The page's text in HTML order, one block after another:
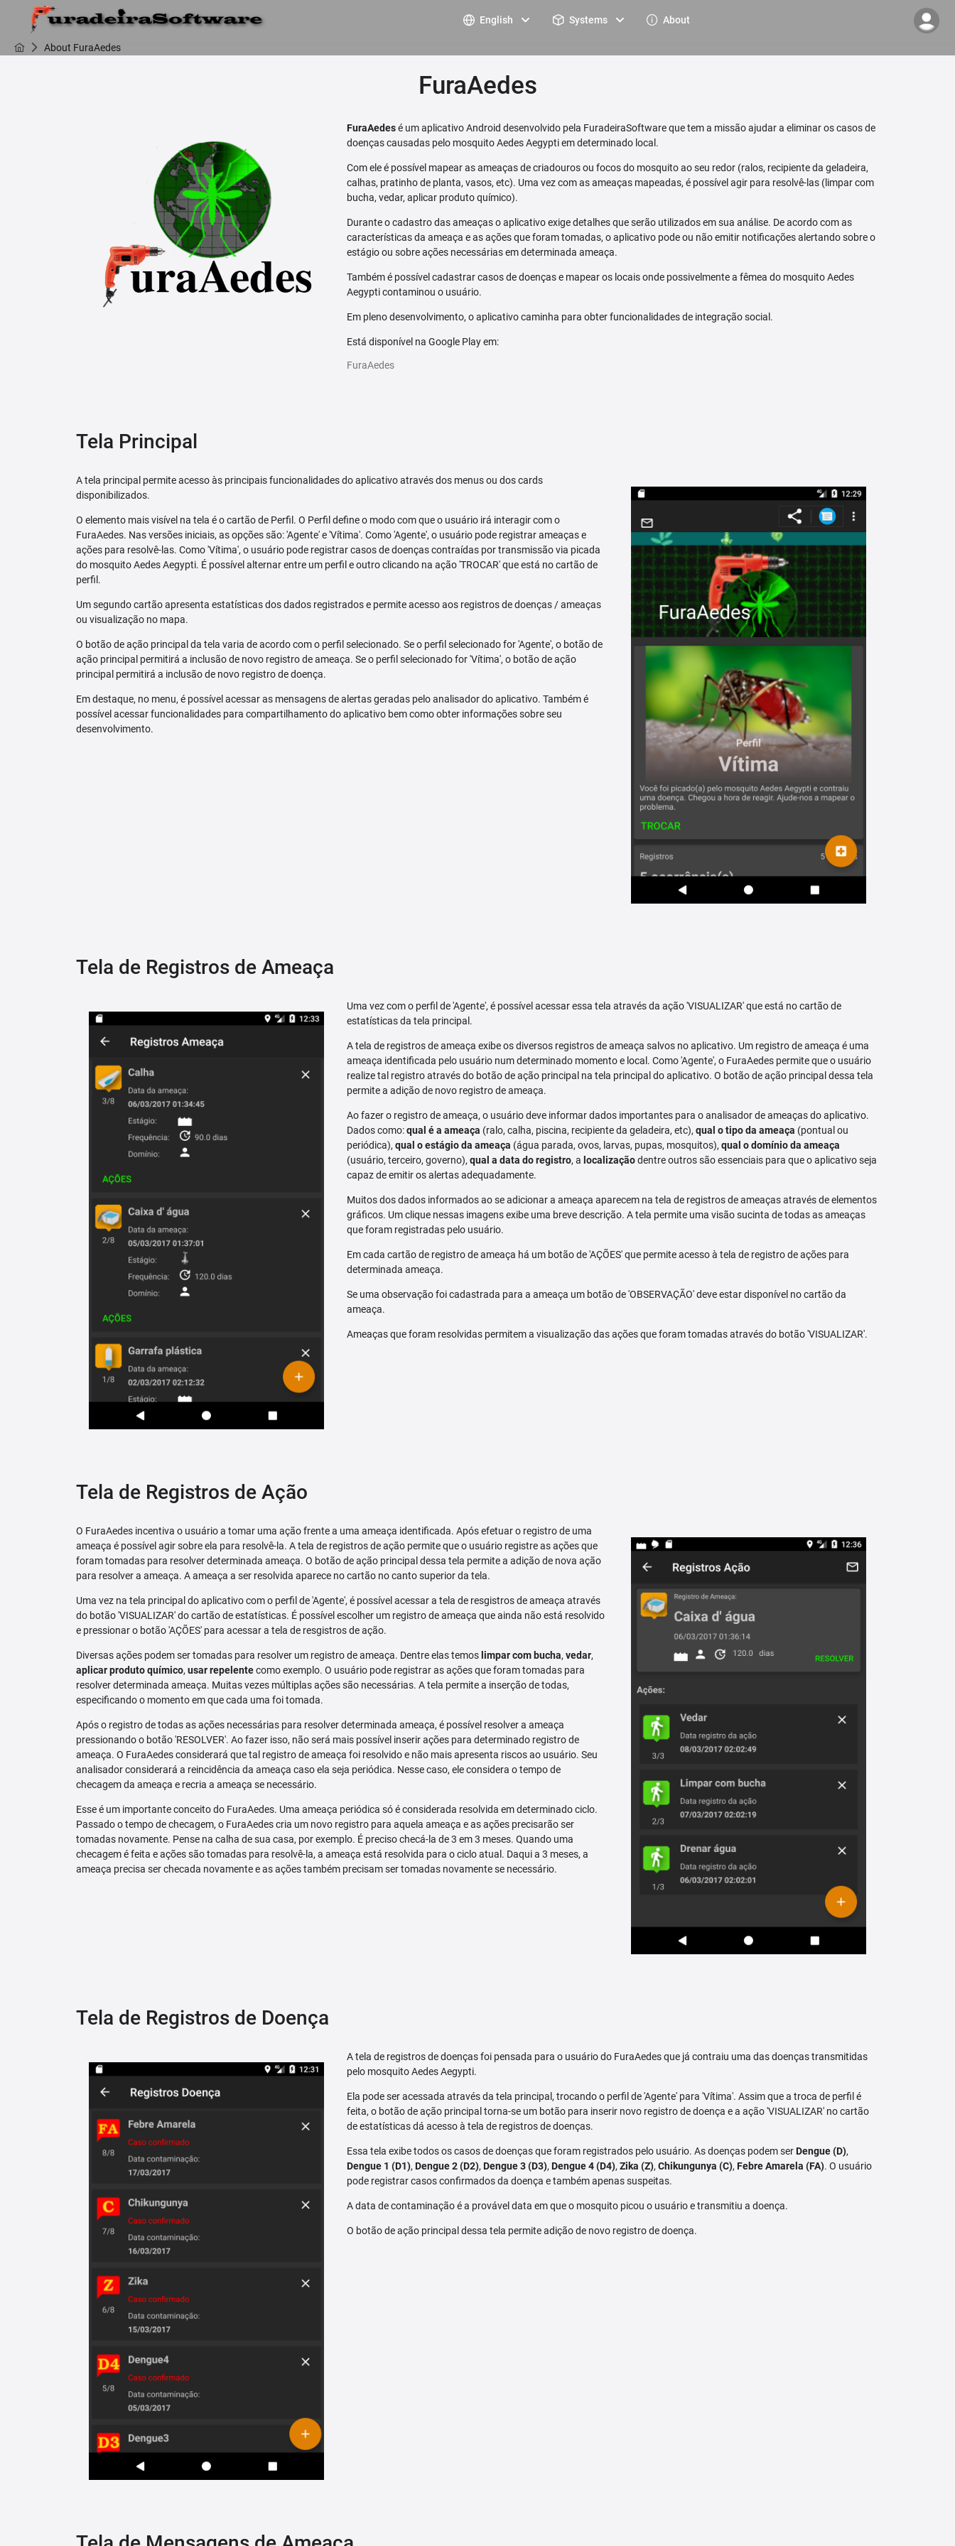
English Systems About
About FuraAedes
FuraAedes
FuraAedesé um aplicativo Android desenvolvido pela FuradeiraSoftware que tem a missão ajudar a eliminar os casos de
doenças causadas pelo mosquito Aedes Aegypti em determinado local.
Com ele é possível mapear as ameaças de criadouros ou focos do mosquito ao seu redor (ralos, recipiente da geladeira,
calhas, pratinho de planta, vasos, etc). Uma vez com as ameaças mapeadas, é possível agir para resolvê-las (limpar com
bucha, vedar, aplicar produto químico).
Durante o cadastro das ameaças o aplicativo exige detalhes que serão utilizados em sua análise. De acordo com as
características da ameaça e as ações que foram tomadas, o aplicativo pode ou não emitir notificações alertando sobre o
estágio ou sobre ações necessárias em determinada ameaça.
Também é possível cadastrar casos de doenças e mapear os locais onde possivelmente a fêmea do mosquito Aedes
Aegypti contaminou o usuário.
Em pleno desenvolvimento, o aplicativo caminha para obter funcionalidades de integração social.
Está disponível na Google Play em:
FuraAedes
Tela Principal
A tela principal permite acesso às principais funcionalidades do aplicativo através dos menus ou dos cards
disponibilizados.
O elemento mais visível na tela é o cartão de Perfil. O Perfil define o modo com que o usuário irá interagir com o
FuraAedes. Nas versões iniciais, as opções são: 'Agente' e 'Vítima'. Como 'Agente', o usuário pode registrar ameaças e
ações para resolvê-las. Como 'Vítima', o usuário pode registrar casos de doenças contraídas por transmissão via picada
do mosquito Aedes Aegypti. É possível alternar entre um perfil e outro clicando na ação 'TROCAR' que está no cartão de
perfil.
Um segundo cartão apresenta estatísticas dos dados registrados e permite acesso aos registros de doenças / ameaças
ou visualização no mapa.
O botão de ação principal da tela varia de acordo com o perfil selecionado. Se o perfil selecionado for 'Agente', o botão de
ação principal permitirá a inclusão de novo registro de ameaça. Se o perfil selecionado for 'Vítima', o botão de ação
principal permitirá a inclusão de novo registro de doença.
Em destaque, no menu, é possível acessar as mensagens de alertas geradas pelo analisador do aplicativo. Também é
possível acessar funcionalidades para compartilhamento do aplicativo bem como obter informações sobre seu
desenvolvimento.
Tela de Registros de Ameaça
Uma vez com o perfil de 'Agente', é possível acessar essa tela através da ação 'VISUALIZAR' que está no cartão de
estatísticas da tela principal.
A tela de registros de ameaça exibe os diversos registros de ameaça salvos no aplicativo. Um registro de ameaça é uma
ameaça identificada pelo usuário num determinado momento e local. Como 'Agente', o FuraAedes permite que o usuário
realize tal registro através do botão de ação principal na tela principal do aplicativo. O botão de ação principal dessa tela
permite a adição de novo registro de ameaça.
Ao fazer o registro de ameaça, o usuário deve informar dados importantes para o analisador de ameaças do aplicativo.
Dados como:qual é a ameaça (ralo, calha, piscina, recipiente da geladeira, etc),qual o tipo da ameaça (pontual ou
periódica),qual o estágio da ameaça (água parada, ovos, larvas, pupas, mosquitos),qual o domínio da ameaça
(usuário, terceiro, governo),qual a data do registro, a localizaçãodentre outros são essenciais para que o aplicativo seja
capaz de emitir os alertas adequadamente.
Muitos dos dados informados ao se adicionar a ameaça aparecem na tela de registros de ameaças através de elementos
gráficos. Um clique nessas imagens exibe uma breve descrição. A tela permite uma visão sucinta de todas as ameaças
que foram registradas pelo usuário.
Em cada cartão de registro de ameaça há um botão de 'AÇÕES' que permite acesso à tela de registro de ações para
determinada ameaça.
Se uma observação foi cadastrada para a ameaça um botão de 'OBSERVAÇÃO' deve estar disponível no cartão da
ameaça.
Ameaças que foram resolvidas permitem a visualização das ações que foram tomadas através do botão 'VISUALIZAR'.
Tela de Registros de Ação
O FuraAedes incentiva o usuário a tomar uma ação frente a uma ameaça identificada. Após efetuar o registro de uma
ameaça é possível agir sobre ela para resolvê-la. A tela de registros de ação permite que o usuário registre as ações que
foram tomadas para resolver determinada ameaça. O botão de ação principal dessa tela permite a adição de nova ação
para resolver a ameaça. A ameaça a ser resolvida aparece no cartão no canto superior da tela.
Uma vez na tela principal do aplicativo com o perfil de 'Agente', é possível acessar a tela de resgistros de ameaça através
do botão 'VISUALIZAR' do cartão de estatísticas. É possível escolher um registro de ameaça que ainda não está resolvido
e pressionar o botão 'AÇÕES' para acessar a tela de resgistros de ação.
Diversas ações podem ser tomadas para resolver um registro de ameaça. Dentre elas temos limpar com bucha, vedar,
aplicar produto químico, usar repelentecomo exemplo. O usuário pode registrar as ações que foram tomadas para
resolver determinada ameaça. Muitas vezes múltiplas ações são necessárias. A tela permite a inserção de todas,
especificando o momento em que cada uma foi tomada.
Após o registro de todas as ações necessárias para resolver determinada ameaça, é possível resolver a ameaça
pressionando o botão 'RESOLVER'. Ao fazer isso, não será mais possível inserir ações para determinado registro de
ameaça. O FuraAedes considerará que tal registro de ameaça foi resolvido e não mais apresenta riscos ao usuário. Seu
analisador considerará a reincidência da ameaça caso ela seja periódica. Nesse caso, ele considera o tempo de
checagem da ameaça e recria a ameaça se necessário.
Esse é um importante conceito do FuraAedes. Uma ameaça periódica só é considerada resolvida em determinado ciclo.
Passado o tempo de checagem, o FuraAedes cria um novo registro para aquela ameaça e as ações precisarão ser
tomadas novamente. Pense na calha de sua casa, por exemplo. É preciso checá-la de 3 em 3 meses. Quando uma
checagem é feita e ações são tomadas para resolvê-la, a ameaça está resolvida para o ciclo atual. Daqui a 3 meses, a
ameaça precisa ser checada novamente e as ações também precisam ser tomadas novamente se necessário.
Tela de Registros de Doença
A tela de registros de doenças foi pensada para o usuário do FuraAedes que já contraiu uma das doenças transmitidas
pelo mosquito Aedes Aegypti.
Ela pode ser acessada através da tela principal, trocando o perfil de 'Agente' para 'Vítima'. Assim que a troca de perfil é
feita, o botão de ação principal torna-se um botão para inserir novo registro de doença e a ação 'VISUALIZAR' no cartão
de estatísticas dá acesso à tela de registros de doenças.
Essa tela exibe todos os casos de doenças que foram registrados pelo usuário. As doenças podem serDengue (D),
Dengue 1 (D1),Dengue 2 (D2),Dengue 3 (D3),Dengue 4 (D4),Zika (Z),Chikungunya (C),Febre Amarela (FA). O usuário
pode registrar casos confirmados da doença e também apenas suspeitas.
A data de contaminação é a provável data em que o mosquito picou o usuário e transmitiu a doença.
O botão de ação principal dessa tela permite adição de novo registro de doença.